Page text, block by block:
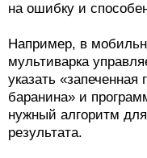
на ошибку и
Например, в
мультиварка
указать «запеченная
баранина» и
нужный алгоритм
результата.